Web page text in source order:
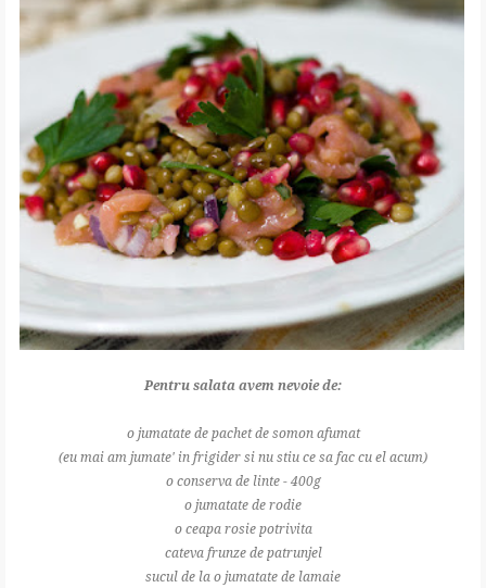
Pentru salata avem nevoie de:
o jumatate de pachet de somon afumat
(eu mai am jumate' in frigider si nu stiu ce sa fac cu el acum)
o conserva de linte - 400g
o jumatate de rodie
o ceapa rosie potrivita
cateva frunze de patrunjel
sucul de la o jumatate de lamaie